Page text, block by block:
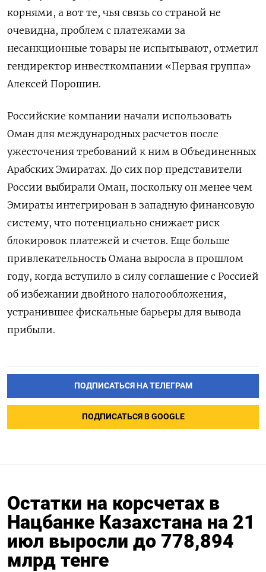
корнями, а вот те, чья связь со страной не
очевидна, проблем с платежами за
несанкционные товары не испытывают, отметил
гендиректор инвесткомпании «Первая группа»
Алексей Порошин.
Российские компании начали использовать
Оман для международных расчетов после
ужесточения требований к ним в Объединенных
Арабских Эмиратах. До сих пор представители
России выбирали Оман, поскольку он менее чем
Эмираты интегрирован в западную финансовую
систему, что потенциально снижает риск
блокировок платежей и счетов. Еще больше
привлекательность Омана выросла в прошлом
году, когда вступило в силу соглашение с Россией
об избежании двойного налогообложения,
устранившее фискальные барьеры для вывода
прибыли.
ПОДПИСАТЬСЯ НА ТЕЛЕГРАМ
ПОДПИСАТЬСЯ В GOOGLE
Остатки на корсчетах в
Нацбанке Казахстана на 21
июл выросли до 778,894
млрд тенге